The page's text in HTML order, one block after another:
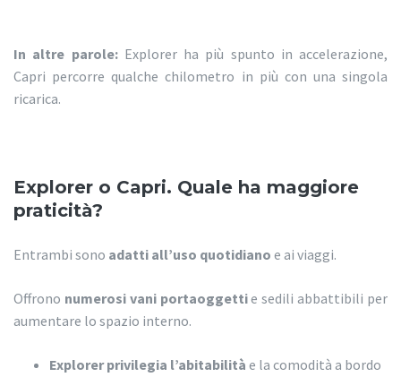
In altre parole:Explorer ha più spunto in accelerazione,
Capri percorre qualche chilometro in più con una singola
ricarica.
Explorer o Capri. Quale ha maggiore
praticità?
Entrambi sono adatti all’uso quotidiano e ai viaggi.
Offrono numerosi vani portaoggettie sedili abbattibili per
aumentare lo spazio interno.
Explorer privilegia l’abitabilità e la comodità a bordo